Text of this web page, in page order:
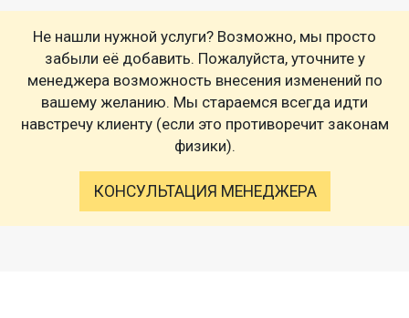
Не нашли нужной услуги? Возможно, мы просто
забыли её добавить. Пожалуйста, уточните у
менеджера возможность внесения изменений по
вашему желанию. Мы стараемся всегда идти
навстречу клиенту (если это противоречит законам
физики).
КОНСУЛЬТАЦИЯ МЕНЕДЖЕРА